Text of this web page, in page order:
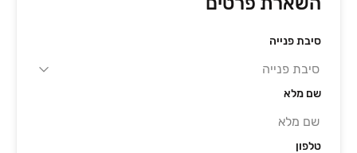
סיבת פנייה
שם מלא
טלפון